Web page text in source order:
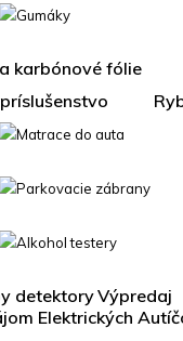
Gumáky
karbónové fólie
Matrace do auta
Parkovacie zábrany
Alkohol testery
detektoryVýpredaj
Elektrických